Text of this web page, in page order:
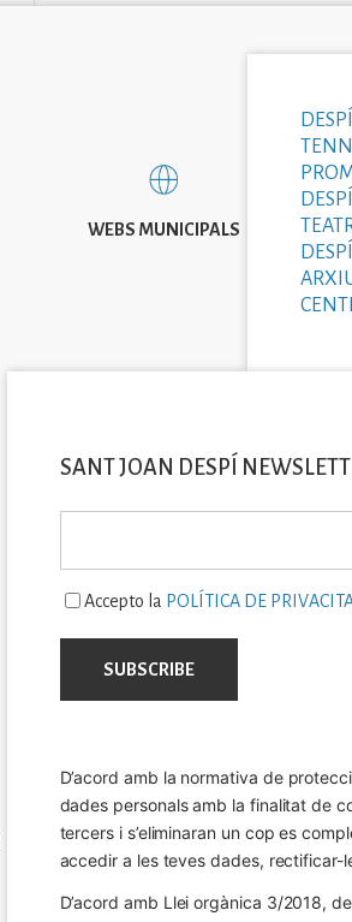
WEBS MUNICIPALS
SANT JOAN DESPÍ
Accepto la POLÍTICA DE
D’acord amb la normativa de
dades personals amb la finalitat de
tercers i s’eliminaran un cop es
accedir a les teves dades, rectificar-
D’acord amb Llei orgànica 3/2018,